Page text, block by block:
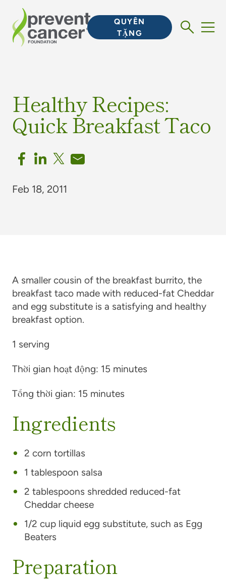
QUYÊN
TẶNG
Healthy Recipes:
Quick Breakfast Taco
Feb 18, 2011
A smaller cousin of the breakfast burrito, the
breakfast taco made with reduced-fat Cheddar
and egg substitute is a satisfying and healthy
breakfast option.
1 serving
Thời gian hoạt động: 15 minutes
Tổng thời gian: 15 minutes
Ingredients
2 corn tortillas
1 tablespoon salsa
2 tablespoons shredded reduced-fat
Cheddar cheese
1/2 cup liquid egg substitute, such as Egg
Beaters
Preparation